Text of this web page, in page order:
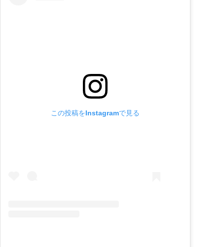
この投稿をInstagramで見る